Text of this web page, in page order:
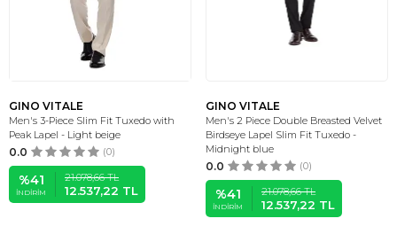
GINO VITALE
Men's 3-Piece Slim Fit Tuxedo with
Peak Lapel - Light beige
0.0 (0)
%41
İNDIRIM
21.078,66TL
12.537,22 TL
GINO VITALE
Men's 2 Piece Double Breasted Velvet
Birdseye Lapel Slim Fit Tuxedo -
Midnight blue
0.0 (0)
%41
İNDIRIM
21.078,66TL
12.537,22 TL